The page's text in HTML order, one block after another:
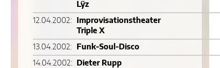
Lÿz
12.04.2002:
Improvisationstheater
Triple X
13.04.2002: Funk-Soul-Disco
14.04.2002: Dieter Rupp